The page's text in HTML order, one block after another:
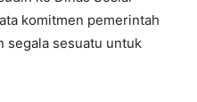
komitmen pemerintah
segala sesuatu untuk